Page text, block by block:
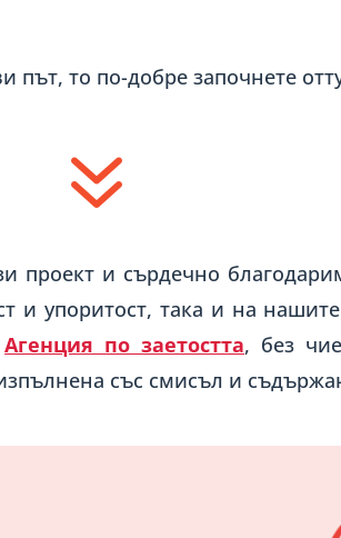
път, то по-добре започнете
7
проект и сърдечно
и упоритост, така и на
Агенция по заетостта, без
със смисъл и